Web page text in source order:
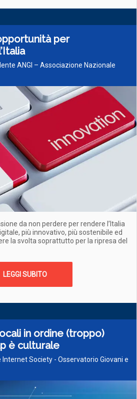
per
ANGI – Associazione Nazionale
da non perdere per rendere l’Italia
più innovativo, più sostenibile ed
la svolta soprattutto per la ripresa del
LEGGI SUBITO
in ordine (troppo)
è culturale
Society - Osservatorio Giovani e